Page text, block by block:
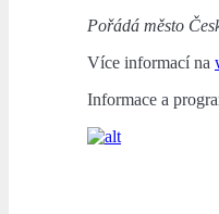
Pořádá město
Více informací na
Informace a